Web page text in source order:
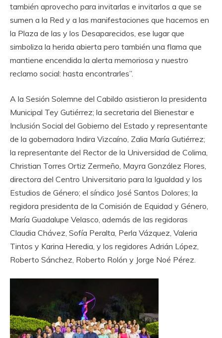
también aprovecho para invitarlas e invitarlos a que se
sumen a la Red y a las manifestaciones que hacemos en
la Plaza de las y los Desaparecidos, ese lugar que
simboliza la herida abierta pero también una flama que
mantiene encendida la alerta memoriosa y nuestro
reclamo social: hasta encontrarles”.
A la Sesión Solemne del Cabildo asistieron la presidenta
Municipal Tey Gutiérrez; la secretaria del Bienestar e
Inclusión Social del Gobierno del Estado y representante
de la gobernadora Indira Vizcaíno, Zalia María Gutiérrez;
la representante del Rector de la Universidad de Colima,
Christian Torres Ortiz Zermeño, Mayra González Flores,
directora del Centro Universitario para la Igualdad y los
Estudios de Género; el síndico José Santos Dolores; la
regidora presidenta de la Comisión de Equidad y Género,
María Guadalupe Velasco, además de las regidoras
Claudia Chávez, Sofía Peralta, Perla Vázquez, Valeria
Tintos y Karina Heredia, y los regidores Adrián López,
Roberto Sánchez, Roberto Rolón y Jorge Noé Pérez.